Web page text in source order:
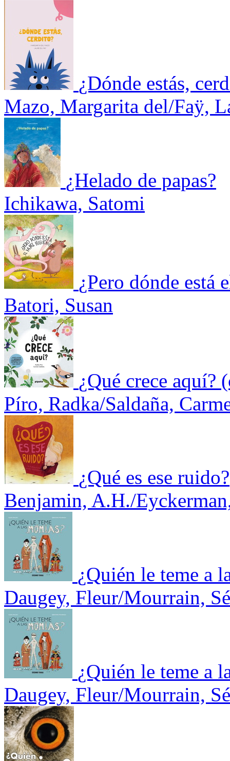
¿Dónde estás,
Mazo, Margarita del/Faÿ,
¿Helado de papas?
Ichikawa, Satomi
¿Pero dónde está
Batori, Susan
¿Qué crece aquí?
Píro, Radka/Saldaña,
¿Qué es ese ruido?
Benjamin, A.H./
¿Quién le teme a
Daugey, Fleur/Mourrain,
¿Quién le teme a
Daugey, Fleur/Mourrain,